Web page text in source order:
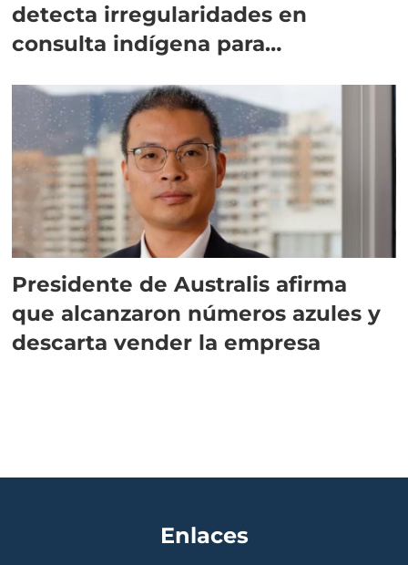
detecta irregularidades en
consulta indígena para
Presidente de Australis afirma
que alcanzaron números azules y
descarta vender la empresa
Enlaces